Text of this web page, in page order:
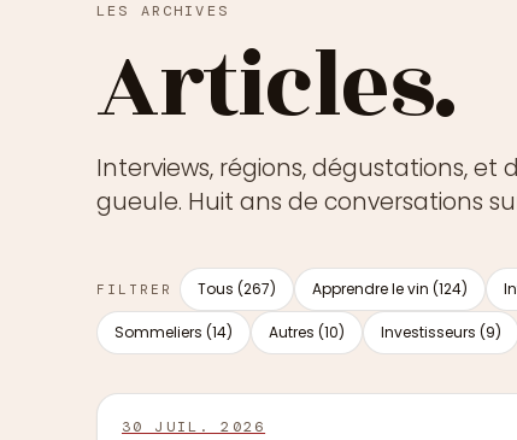
LES ARCHIVES
Articles.
Interviews, régions, dégustations,
gueule. Huit ans de conversations
FILTRER Tous (267) Apprendre le vin (124)
Sommeliers (14) Autres (10) Investisseurs (9)
30 JUIL. 2026